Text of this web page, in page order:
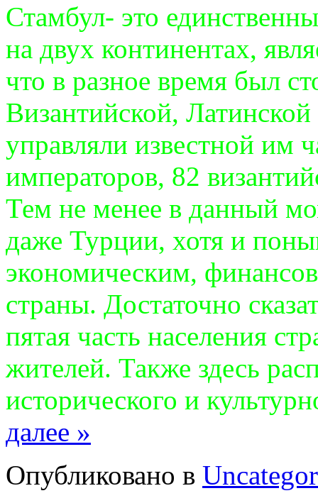
Стамбул- это
на двух континентах,
что в разное время был
Византийской,
управляли известной им
императоров, 82
Тем не менее в данный
даже Турции, хотя и
экономическим,
страны. Достаточно
пятая часть населения
жителей. Также здесь
исторического и
далее »
Опубликовано в